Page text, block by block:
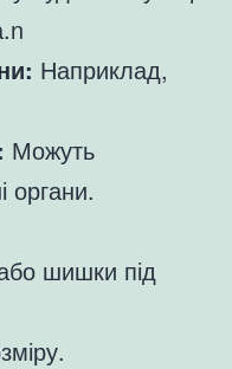
Наприклад,
Можуть
органи.
шишки під